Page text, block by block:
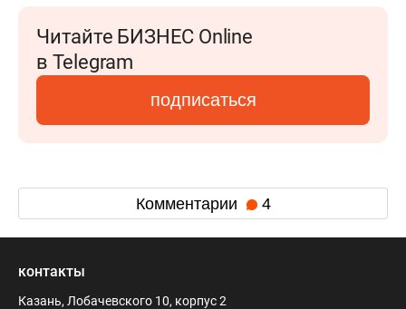
Читайте БИЗНЕС Online
в Telegram
подписаться
Комментарии 4
контакты
Казань, Лобачевского 10, корпус 2